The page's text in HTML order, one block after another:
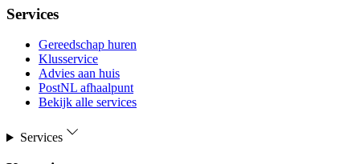
Services
Gereedschap huren
Klusservice
Advies aan huis
PostNL afhaalpunt
Bekijk alle services
Services